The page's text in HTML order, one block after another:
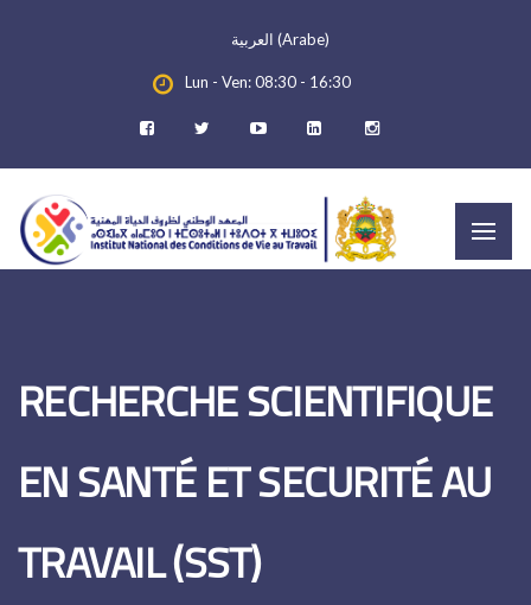
العربية (Arabe)
Lun - Ven: 08:30 - 16:30
RECHERCHE SCIENTIFIQUE
EN SANTÉ ET SECURITÉ AU
TRAVAIL (SST)